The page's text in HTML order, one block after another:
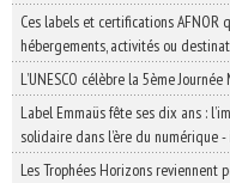
Ces labels et certifications
hébergements, activités ou
L’UNESCO célèbre la 5ème
Label Emmaüs fête ses dix ans :
solidaire dans l’ère du numérique-
Les Trophées Horizons reviennent